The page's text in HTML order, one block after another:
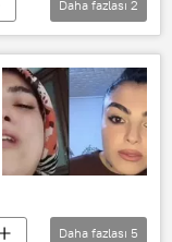
Daha fazlası 2
Daha fazlası 5